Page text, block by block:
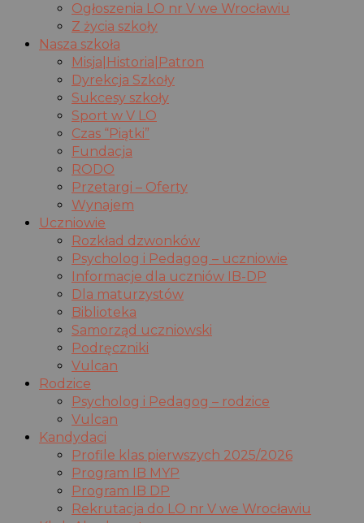
Ogłoszenia LO nr V we Wrocławiu
Z życia szkoły
Nasza szkoła
Misja|Historia|Patron
Dyrekcja Szkoły
Sukcesy szkoły
Sport w V LO
Czas “Piątki”
Fundacja
RODO
Przetargi – Oferty
Wynajem
Uczniowie
Rozkład dzwonków
Psycholog i Pedagog – uczniowie
Informacje dla uczniów IB-DP
Dla maturzystów
Biblioteka
Samorząd uczniowski
Podręczniki
Vulcan
Rodzice
Psycholog i Pedagog – rodzice
Vulcan
Kandydaci
Profile klas pierwszych 2025/2026
Program IB MYP
Program IB DP
Rekrutacja do LO nr V we Wrocławiu